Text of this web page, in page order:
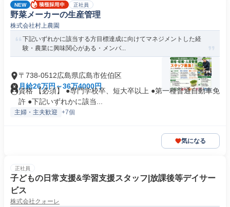
NEW 正社員
野菜メーカーの生産管理
株式会社村上農園
下記いずれかに該当する方目標達成に向けてマネジメントした経
験・農業に興味関心がある・メンバ...
〒738-0512広島県広島市佐伯区
月給26万円～36万4000円
資格 【必須】 ●専門学校卒、短大卒以上 ●第一種普通自動車免
許 ●下記いずれかに該当...
主婦・主夫歓迎 +7個
気になる
正社員
子どもの日常支援&学習支援スタッフ|放課後等デイサー
ビス
株式会社クォーレ